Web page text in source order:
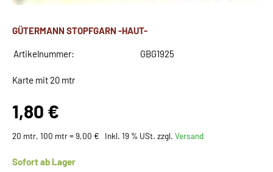
GÜTERMANN STOPFGARN -HAUT-
Artikelnummer: GBG1925
Karte mit 20 mtr
1,80 €
20 mtr, 100 mtr = 9,00 € Inkl. 19 % USt. zzgl. Versand
Sofort ab Lager